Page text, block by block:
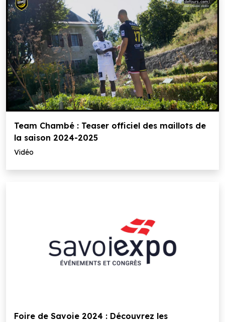
Team Chambé : Teaser officiel des maillots de
la saison 2024-2025
Vidéo
Foire de Savoie 2024 : Découvrez les